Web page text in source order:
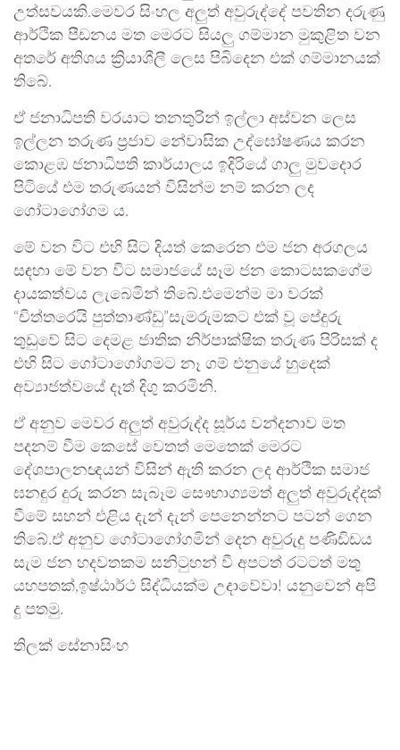
උත්සවයකි.මෙවර සිංහල අලුත් අවුරුද්දේ පවතින දරුණු
ආර්ථික පීඩනය මත මෙරට සියලු ගම්මාන මුකුළිත වන
අතරේ අතිශය ක්‍රියාශීලී ලෙස පිබිදෙන එක් ගම්මානයක්
තිබේ.
ඒ ජනාධිපති වරයාට තනතුරින් ඉල්ලා අස්වන ලෙස
ඉල්ලන තරුණ ප්‍රජාව නේවාසික උද්ඝෝෂණය කරන
කොළඹ ජනාධිපති කාර්යාලය ඉදිරියේ ගාලු මුවදොර
පිටියේ එම තරුණයන් විසින්ම නම් කරන ලද
ගෝටාගෝගම ය.
මේ වන විට එහි සිට දියත් කෙරෙන එම ජන අරගලය
සඳහා මේ වන විට සමාජයේ සෑම ජන කොටසකගේම
දායකත්වය ලැබෙමින් තිබේ.එමෙන්ම මා වරක්
“චිත්තරෙයි පුත්තාණ්ඩු”සැමරුමකට එක් වූ පේදුරු
තුඩුවේ සිට දෙමළ ජාතික නිර්පාක්ෂික තරුණ පිරිසක් ද
එහි සිට ගෝටාගෝගමට නෑ ගම් එනුයේ හුදෙක්
අව්‍යාජත්වයේ දෑත් දිගු කරමිනි.
ඒ අනුව මෙවර අලුත් අවුරුද්ද සූර්ය වන්දනාව මත
පදනම් වීම කෙසේ වෙතත් මෙතෙක් මෙරට
දේශපාලනඥයන් විසින් ඇති කරන ලද ආර්ථික සමාජ
ඝනඳුර දුරු කරන සැබෑම සෞභාග්‍යමත් අලුත් අවුරුද්දක්
වීමේ සහන් එළිය දැන් දැන් පෙනෙන්නට පටන් ගෙන
තිබේ.ඒ අනුව ගෝටාගෝගමින් දෙන අවුරුදු පණිඩිඩය
සැම ජන හදවතකම සනිටුහන් වී අපටත් රටටත් මතු
යහපතක්,ඉෂ්ඨාර්ථ සිද්ධියක්ම උදාවේවා! යනුවෙන් අපි
දු පතමු.
තිලක් සේනාසිංහ